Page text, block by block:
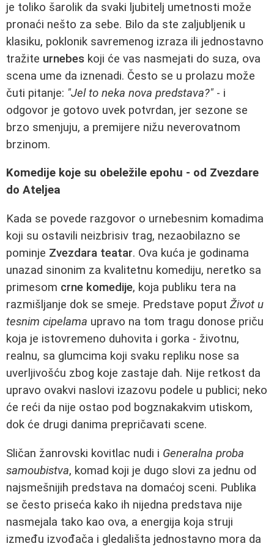
je toliko šarolik da svaki ljubitelj umetnosti može
pronaći nešto za sebe. Bilo da ste zaljubljenik u
klasiku, poklonik savremenog izraza ili jednostavno
tražite urnebes koji će vas nasmejati do suza, ova
scena ume da iznenadi. Često se u prolazu može
čuti pitanje: "Jel to neka nova predstava?" - i
odgovor je gotovo uvek potvrdan, jer sezone se
brzo smenjuju, a premijere nižu neverovatnom
brzinom.
Komedije koje su obeležile epohu - od Zvezdare
do Ateljea
Kada se povede razgovor o urnebesnim komadima
koji su ostavili neizbrisiv trag, nezaobilazno se
pominje Zvezdara teatar. Ova kuća je godinama
unazad sinonim za kvalitetnu komediju, neretko sa
primesom crne komedije, koja publiku tera na
razmišljanje dok se smeje. Predstave poput Život u
tesnim cipelama upravo na tom tragu donose priču
koja je istovremeno duhovita i gorka - životnu,
realnu, sa glumcima koji svaku repliku nose sa
uverljivošću zbog koje zastaje dah. Nije retkost da
upravo ovakvi naslovi izazovu podele u publici; neko
će reći da nije ostao pod bogznakakvim utiskom,
dok će drugi danima prepričavati scene.
Sličan žanrovski kovitlac nudi i Generalna proba
samoubistva, komad koji je dugo slovi za jednu od
najsmešnijih predstava na domaćoj sceni. Publika
se često priseća kako ih nijedna predstava nije
nasmejala tako kao ova, a energija koja struji
između izvođača i gledališta jednostavno mora da